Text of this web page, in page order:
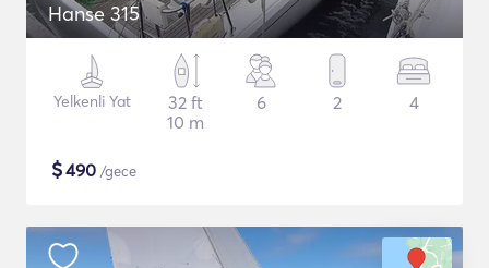
Hanse 315
Yelkenli Yat
32 ft
10 m
6 2 4
$490 /gece